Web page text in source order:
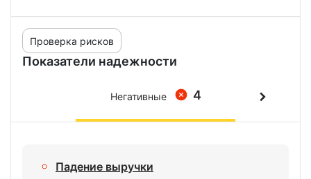
Показатели надежности
Проверка рисков
4
Негативные
Падение выручки